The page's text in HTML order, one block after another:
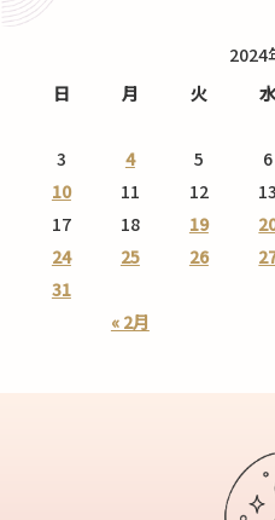
2024
日
月 火
« 2月
3
4 5 6
10
11 12 13
17
18 19
24
25 26
31